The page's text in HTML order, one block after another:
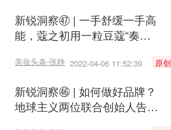
新锐洞察㊼ | 一手舒缓一手高
能，蔻之初用一粒豆蔻“奏
美妆头条-张静 2022-04-06 11:52:39 原创
新锐洞察㊻ | 如何做好品牌？
地球主义两位联合创始人告诉